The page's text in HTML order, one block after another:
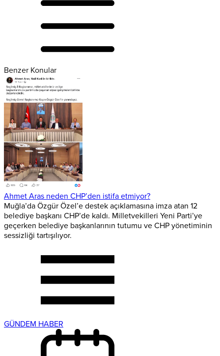
Benzer Konular
Ahmet Aras neden CHP’den istifa etmiyor?
Muğla’da Özgür Özel’e destek açıklamasına imza atan 12
belediye başkanı CHP’de kaldı. Milletvekilleri Yeni Parti’ye
geçerken belediye başkanlarının tutumu ve CHP yönetiminin
sessizliği tartışılıyor.
GÜNDEM HABER